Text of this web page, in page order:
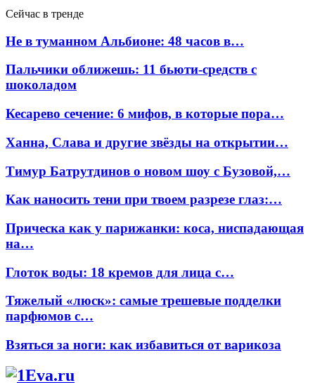
Сейчас в тренде
Не в туманном Альбионе: 48 часов в…
Пальчики оближешь: 11 бьюти-средств с
шоколадом
Кесарево сечение: 6 мифов, в которые пора…
Ханна, Слава и другие звёзды на открытии…
Тимур Батрутдинов о новом шоу с Бузовой,…
Как наносить тени при твоем разрезе глаз:…
Прическа как у парижанки: коса, ниспадающая
на…
Глоток воды: 18 кремов для лица с…
Тяжелый «люск»: самые трешевые подделки
парфюмов с…
Взяться за ноги: как избавиться от варикоза